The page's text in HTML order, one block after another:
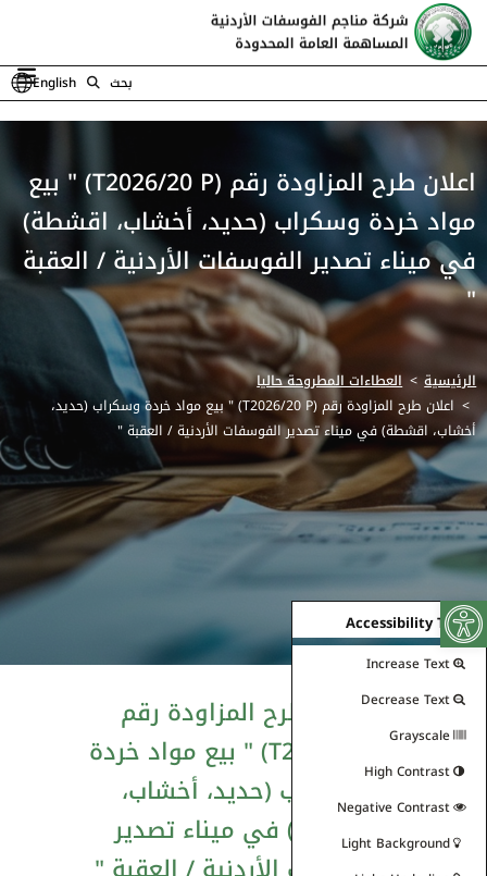
Open toolbar
Accessibility Tools
Increase Text
Decrease Text
Grayscale
High Contrast
Negative Contrast
Light Background
بحث English
اعلان طرح المزاودة رقم (T2026/20 P) " بيع
مواد خردة وسكراب (حديد، أخشاب، اقشطة)
في ميناء تصدير الفوسفات الأردنية / العقبة
"
الرئيسية العطاءات المطروحة حاليا
اعلان طرح المزاودة رقم (T2026/20 P) " بيع مواد خردة وسكراب (حديد،
أخشاب، اقشطة) في ميناء تصدير الفوسفات الأردنية / العقبة "
اعلان طرح المزاودة رقم
(T2026/20 P) " بيع مواد خردة
وسكراب (حديد، أخشاب،
اقشطة) في ميناء تصدير